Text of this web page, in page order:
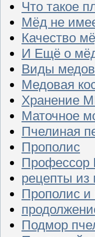
Что такое
Мёд не
Качество
И Ещё о
Виды медов
Медовая
Хранение
Маточное
Пчелиная
Прополис
Профессор
рецепты из
Прополис и
Подмор